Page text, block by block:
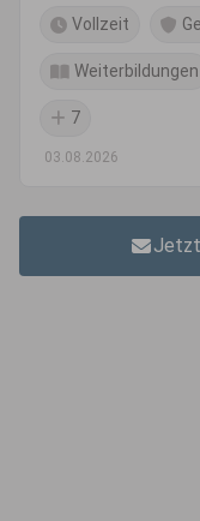
Vollzeit
Weiterbildungen
7
03.08.2026
Jetzt